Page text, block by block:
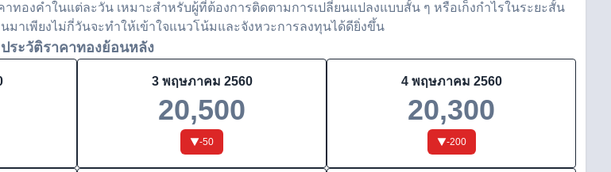
องคำในแต่ละวัน เหมาะสำหรับผู้ที่ต้องการติดตามการเปลี่ยนแปลงแบบสั้น ๆ หรือเก็งกำไรในระยะสั้น
มาเพียงไม่กี่วันจะทำให้เข้าใจแนวโน้มและจังหวะการลงทุนได้ดียิ่งขึ้น
ประวัติราคาทองย้อนหลัง
3 พฤษภาคม 2560
20,500
-50
4 พฤษภาคม 2560
20,300
-200